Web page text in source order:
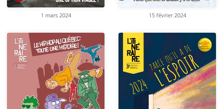
1 mars 2024 15 février 2024